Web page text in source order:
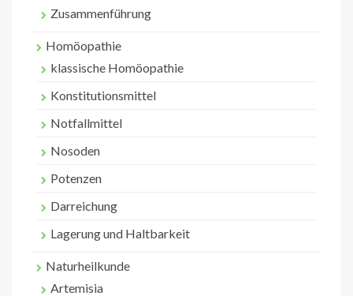
Zusammenführung
Homöopathie
klassische Homöopathie
Konstitutionsmittel
Notfallmittel
Nosoden
Potenzen
Darreichung
Lagerung und Haltbarkeit
Naturheilkunde
Artemisia